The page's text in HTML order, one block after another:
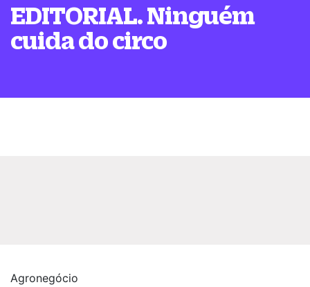
EDITORIAL. Ninguém
cuida do circo
Agronegócio